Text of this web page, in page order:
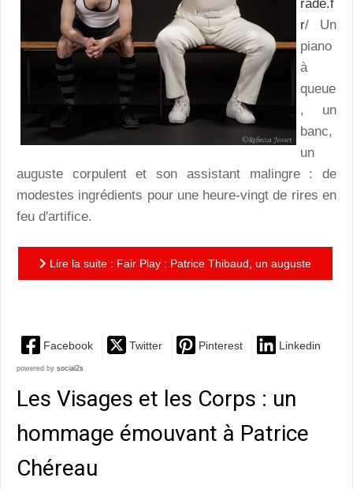
rade.f
r/ Un
piano
à
queue
, un
banc,
un
auguste corpulent et son assistant malingre : de
modestes ingrédients pour une heure-vingt de rires en
feu d'artifice.
Lire la suite : Fair Play : Patrice Thibaud, un auguste
Facebook Twitter Pinterest Linkedin
powered by social2s
Les Visages et les Corps : un
hommage émouvant à Patrice
Chéreau